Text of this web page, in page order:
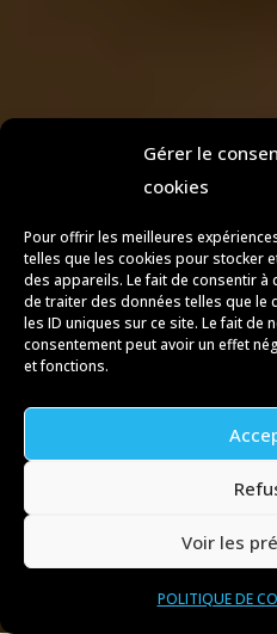
Gérer le
cookies
Pour offrir les meilleures
telles que les cookies pour stocker
des appareils. Le fait de consentir
de traiter des données telles que le
les ID uniques sur ce site. Le fait de
consentement peut avoir un effet
et fonctions.
Voir les
POLITIQUE DE